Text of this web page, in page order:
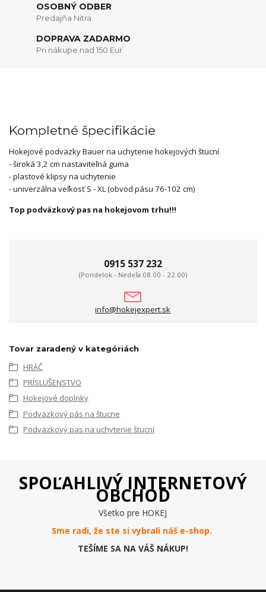
OSOBNÝ ODBER
Predajňa Nitra
DOPRAVA ZADARMO
Pri nákupe nad 150 Eur
Kompletné špecifikácie
Hokejové podväzky Bauer na uchytenie hokejových štucní
- široká 3,2 cm nastaviteľná guma
- plastové klipsy na uchytenie
- univerzálna veľkosť S - XL (obvod pásu 76-102 cm)
Top podväzkový pas na hokejovom trhu!!!
0915 537 232
(Pondelok - Nedeľa 08.00 - 22.00)
info@hokejexpert.sk
Tovar zaradený v kategóriách
HRÁČ
PRÍSLUŠENSTVO
Hokejové doplnky
Podväzkový pás na štucne
Podväzkový pas na uchytenie štucní
SPOĽAHLIVÝ INTERNETOVÝ
OBCHOD
Všetko pre HOKEJ
Sme radi, že ste si vybrali náš e-shop.
TEŠÍME SA NA VÁŠ NÁKUP!